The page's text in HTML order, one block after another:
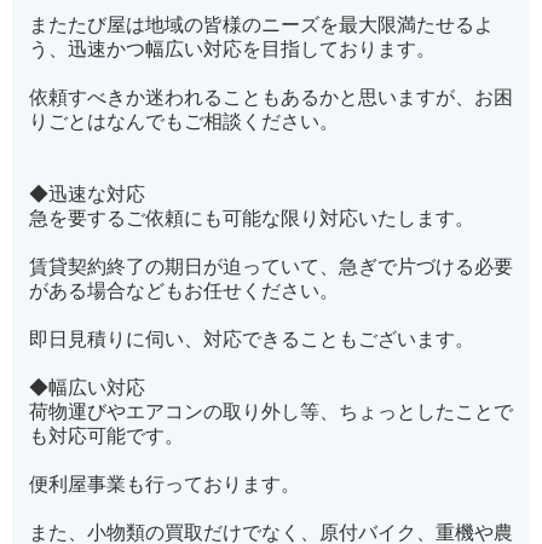
またたび屋は地域の皆様のニーズを最大限満たせるよ
う、迅速かつ幅広い対応を目指しております。
依頼すべきか迷われることもあるかと思いますが、お困
りごとはなんでもご相談ください。
◆迅速な対応
急を要するご依頼にも可能な限り対応いたします。
賃貸契約終了の期日が迫っていて、急ぎで片づける必要
がある場合などもお任せください。
即日見積りに伺い、対応できることもございます。
◆幅広い対応
荷物運びやエアコンの取り外し等、ちょっとしたことで
も対応可能です。
便利屋事業も行っております。
また、小物類の買取だけでなく、原付バイク、重機や農